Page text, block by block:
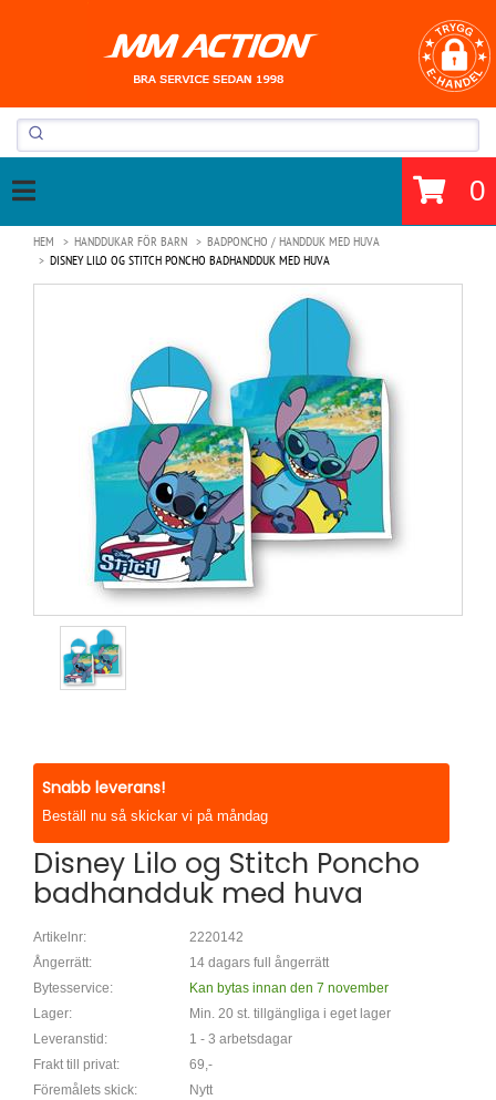
0
HEM HANDDUKAR FÖR BARN
BADPONCHO / HANDDUK MED HUVA
DISNEY LILO OG STITCH PONCHO BADHANDDUK MED HUVA
Snabb leverans!
Beställ nu så skickar vi på måndag
Disney Lilo og Stitch Poncho
badhandduk med huva
Artikelnr:
2220142
Ångerrätt:
14 dagars full ångerrätt
Bytesservice:
Kan bytas innan den 7 november
Lager:
Min. 20 st. tillgängliga i eget lager
Leveranstid:
1 - 3 arbetsdagar
Frakt till privat:
69,-
Föremålets skick:
Nytt